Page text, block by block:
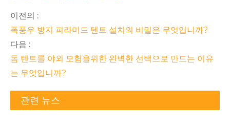
이전의 :
폭풍우 방지 피라미드 텐트 설치의 비밀은 무엇입니까?
다음 :
돔 텐트를 야외 모험을위한 완벽한 선택으로 만드는 이유
는 무엇입니까?
관련 뉴스